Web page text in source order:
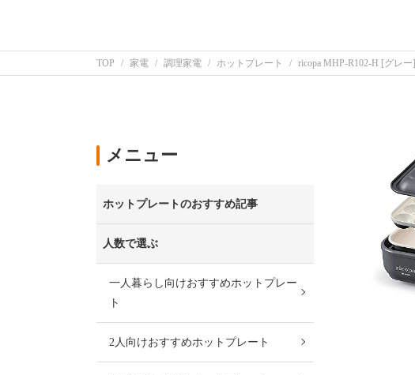
TOP 家電 調理家電 ホットプレート ricopa MHP-R102-H [グレー]
メニュー
ホットプレートのおすすめ記事
人数で選ぶ
一人暮らし向けおすすめホットプレー
ト
2人向けおすすめホットプレート